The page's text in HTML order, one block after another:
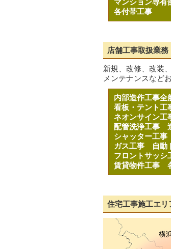
マンション専
各付帯工事
店舗工事取扱業務
新規、改修、改装
メンテナンスなど
内部造作工事
看板・テント
ネオンサイン
配管洗浄工事
シャッター工事
ガス工事
自動
フロントサッ
賃貸物件工事
住宅工事施工エリ